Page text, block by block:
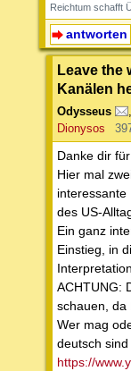
Reichtum schafft
antworten
Leave the
Kanälen
Odysseus ,
Dionysos
Danke dir
Hier mal
interessante
des US-
Ein ganz
Einstieg, in
ACHTUNG:
schauen, da
Wer mag
deutsch sind
https://